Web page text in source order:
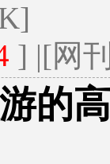
] |[网
的